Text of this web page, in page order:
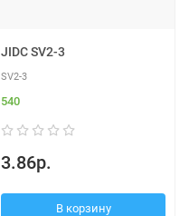
JIDC SV2-3
SV2-3
540
3.86р.
В корзину